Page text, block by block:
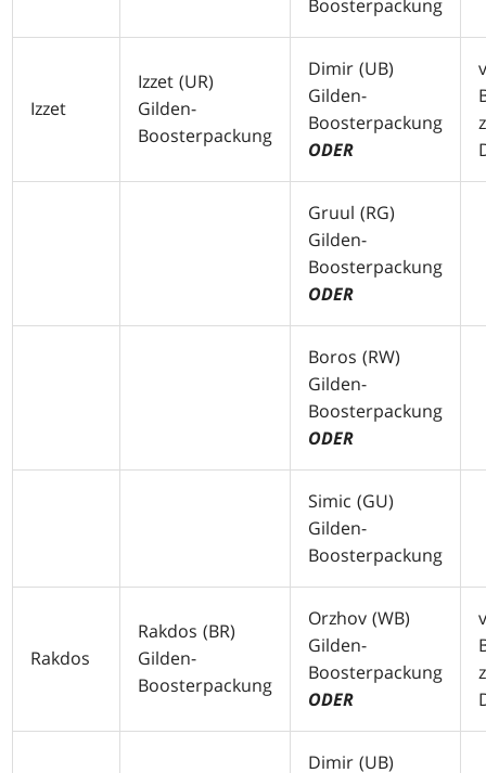
Boosterpackung
Izzet
Izzet (UR)
Gilden-
Boosterpackung
Dimir (UB)
Gilden-
Boosterpackung
ODER
Gruul (RG)
Gilden-
Boosterpackung
ODER
Boros (RW)
Gilden-
Boosterpackung
ODER
Simic (GU)
Gilden-
Boosterpackung
Rakdos
Rakdos (BR)
Gilden-
Boosterpackung
Orzhov (WB)
Gilden-
Boosterpackung
ODER
Dimir (UB)